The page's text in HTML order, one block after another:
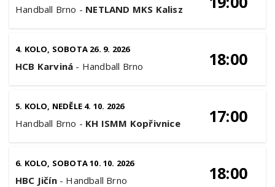
Handball Brno - NETLAND MKS Kalisz
4. KOLO, SOBOTA 26. 9. 2026
HCB Karviná - Handball Brno 18:00
5. KOLO, NEDĚLE 4. 10. 2026
Handball Brno - KH ISMM Kopřivnice 17:00
6. KOLO, SOBOTA 10. 10. 2026
HBC Jičín- Handball Brno 18:00